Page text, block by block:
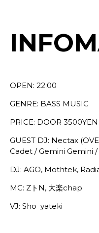
OPEN: 22:00
GENRE: BASS MUSIC
PRICE: DOOR
GUEST DJ: Nectax
Cadet / Gemini Gemini
DJ: AGO, Mothtek,
MC: ZトN, 大楽chap
VJ: Sho_yateki